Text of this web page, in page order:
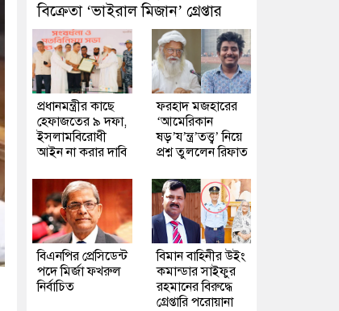
বিক্রেতা ‘ভাইরাল মিজান’ গ্রেপ্তার
প্রধানমন্ত্রীর কাছে
হেফাজতের ৯ দফা,
ইসলামবিরোধী
আইন না করার দাবি
ফরহাদ মজহারের
‘আমেরিকান
ষড়’য’ন্ত্র’তত্ত্ব’ নিয়ে
প্রশ্ন তুললেন রিফাত
বিএনপির প্রেসিডেন্ট
পদে মির্জা ফখরুল
নির্বাচিত
বিমান বাহিনীর উইং
কমান্ডার সাইফুর
রহমানের বিরুদ্ধে
গ্রেপ্তারি পরোয়ানা